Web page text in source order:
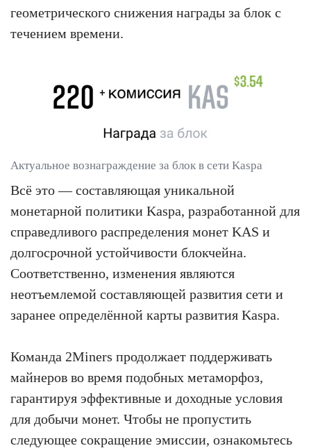
геометрического снижения награды за блок с
течением времени.
Актуальное вознаграждение за блок в сети Kaspa
Всё это — составляющая уникальной
монетарной политики Kaspa, разработанной для
справедливого распределения монет KAS и
долгосрочной устойчивости блокчейна.
Соответственно, изменения являются
неотъемлемой составляющей развития сети и
заранее определённой карты развития Kaspa.
Команда 2Miners продолжает поддерживать
майнеров во время подобных метаморфоз,
гарантируя эффективные и доходные условия
для добычи монет. Чтобы не пропустить
следующее сокращение эмиссии, ознакомьтесь